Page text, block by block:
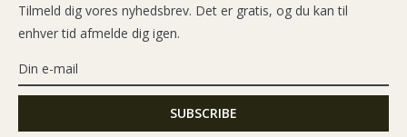
Tilmeld dig vores nyhedsbrev. Det er gratis, og du kan til
enhver tid afmelde dig igen.